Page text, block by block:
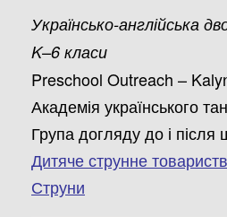
Українсько-англійська
K–6 класи
Preschool Outreach –
Академія українського
Група догляду до і
Дитяче струнне
Струни